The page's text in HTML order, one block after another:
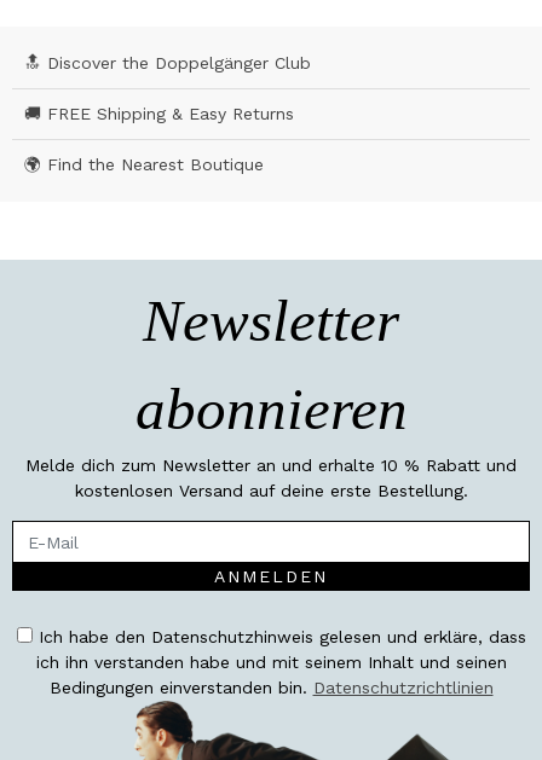
🔝 Discover the Doppelgänger Club
🚚 FREE Shipping & Easy Returns
🌍 Find the Nearest Boutique
Newsletter
abonnieren
Melde dich zum Newsletter an und erhalte 10 % Rabatt und
kostenlosen Versand auf deine erste Bestellung.
ANMELDEN
Ich habe den Datenschutzhinweis gelesen und erkläre, dass
ich ihn verstanden habe und mit seinem Inhalt und seinen
Bedingungen einverstanden bin. Datenschutzrichtlinien